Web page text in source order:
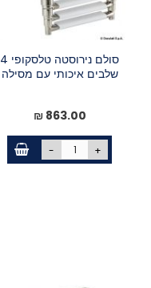
סולם נירוסטה טלסקופי 4
שלבים איכותי עם מסילה
863.00 ₪
- +